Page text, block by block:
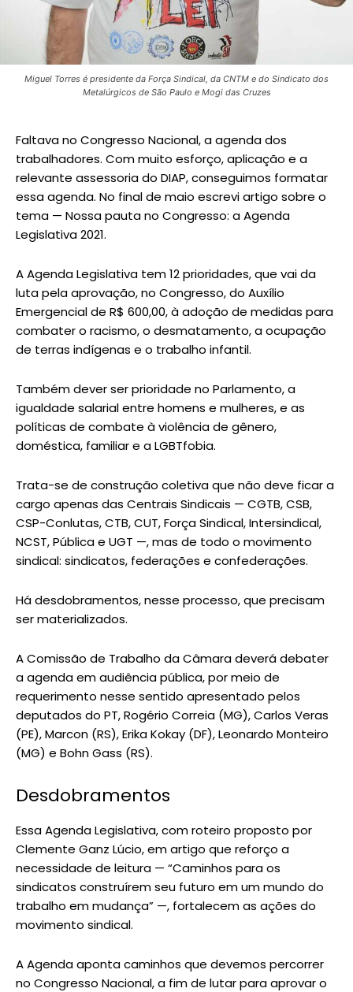
Miguel Torres é presidente da Força Sindical, da CNTM e do Sindicato dos
Metalúrgicos de São Paulo e Mogi das Cruzes
Faltava no Congresso Nacional, a agenda dos
trabalhadores. Com muito esforço, aplicação e a
relevante assessoria do DIAP, conseguimos formatar
essa agenda. No final de maio escrevi artigo sobre o
tema — Nossa pauta no Congresso: a Agenda
Legislativa 2021.
A Agenda Legislativa tem 12 prioridades, que vai da
luta pela aprovação, no Congresso, do Auxílio
Emergencial de R$ 600,00, à adoção de medidas para
combater o racismo, o desmatamento, a ocupação
de terras indígenas e o trabalho infantil.
Também dever ser prioridade no Parlamento, a
igualdade salarial entre homens e mulheres, e as
políticas de combate à violência de gênero,
doméstica, familiar e a LGBTfobia.
Trata-se de construção coletiva que não deve ficar a
cargo apenas das Centrais Sindicais — CGTB, CSB,
CSP-Conlutas, CTB, CUT, Força Sindical, Intersindical,
NCST, Pública e UGT —, mas de todo o movimento
sindical: sindicatos, federações e confederações.
Há desdobramentos, nesse processo, que precisam
ser materializados.
A Comissão de Trabalho da Câmara deverá debater
a agenda em audiência pública, por meio de
requerimento nesse sentido apresentado pelos
deputados do PT, Rogério Correia (MG), Carlos Veras
(PE), Marcon (RS), Erika Kokay (DF), Leonardo Monteiro
(MG) e Bohn Gass (RS).
Desdobramentos
Essa Agenda Legislativa, com roteiro proposto por
Clemente Ganz Lúcio, em artigo que reforço a
necessidade de leitura — “Caminhos para os
sindicatos construírem seu futuro em um mundo do
trabalho em mudança” —, fortalecem as ações do
movimento sindical.
A Agenda aponta caminhos que devemos percorrer
no Congresso Nacional, a fim de lutar para aprovar o